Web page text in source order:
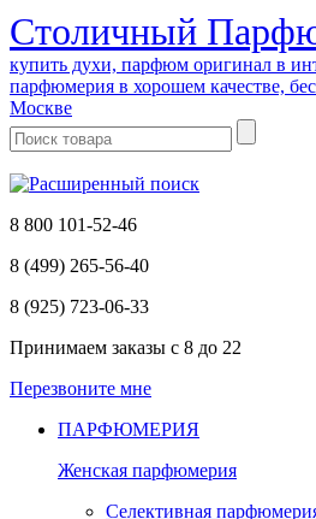
Cтоличный
купить духи, парфюм оригинал в
парфюмерия в хорошем качестве,
Москве
8 800 101-52-46
8 (499) 265-56-40
8 (925) 723-06-33
Принимаем заказы с 8 до 22
Перезвоните мне
ПАРФЮМЕРИЯ
Женская парфюмерия
Селективная